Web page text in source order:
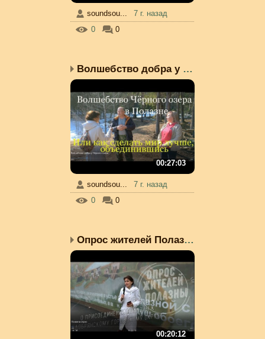
soundsou...
7 г. назад
0
0
Волшебство добра у Чёрн...
00:27:03
soundsou...
7 г. назад
0
0
Опрос жителей Полазны о...
00:20:12